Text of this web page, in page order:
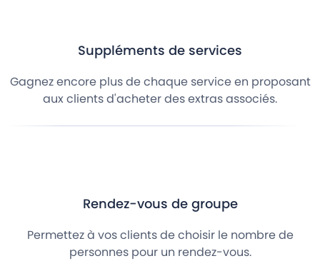
Suppléments de services
Gagnez encore plus de chaque service en proposant
aux clients d'acheter des extras associés.
Rendez-vous de groupe
Permettez à vos clients de choisir le nombre de
personnes pour un rendez-vous.